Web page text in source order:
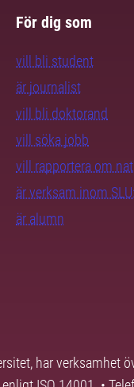
För dig som
vill bli student
är journalist
vill bli doktorand
vill söka jobb
vill rapportera om
är verksam inom
är alumn
har verksamhet